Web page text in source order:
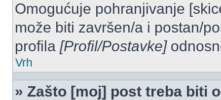
Omogućuje pohranjivanje
može biti završen/a i postan/
profila [Profil/Postavke]
Vrh
» Zašto [moj] post treba biti